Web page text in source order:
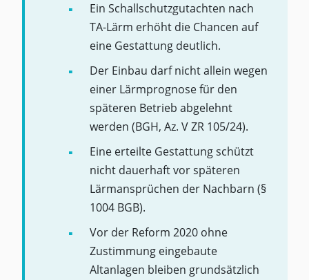
Ein Schallschutzgutachten nach
TA-Lärm erhöht die Chancen auf
eine Gestattung deutlich.
Der Einbau darf nicht allein wegen
einer Lärmprognose für den
späteren Betrieb abgelehnt
werden (BGH, Az. V ZR 105/24).
Eine erteilte Gestattung schützt
nicht dauerhaft vor späteren
Lärmansprüchen der Nachbarn (§
1004 BGB).
Vor der Reform 2020 ohne
Zustimmung eingebaute
Altanlagen bleiben grundsätzlich